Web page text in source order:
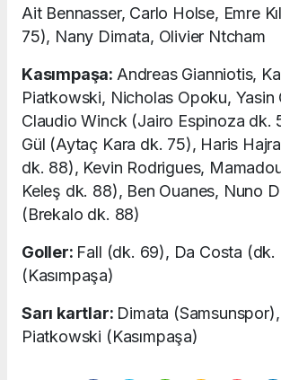
Ait Bennasser, Carlo Holse, Emre
75), Nany Dimata, Olivier Ntcham
Kasımpaşa: Andreas Gianniotis,
Piatkowski, Nicholas Opoku, Yasin
Claudio Winck (Jairo Espinoza dk.
Gül (Aytaç Kara dk. 75), Haris
dk. 88), Kevin Rodrigues,
Keleş dk. 88), Ben Ouanes, Nuno
(Brekalo dk. 88)
Goller: Fall (dk. 69), Da Costa (dk.
(Kasımpaşa)
Sarı kartlar: Dimata
Piatkowski (Kasımpaşa)